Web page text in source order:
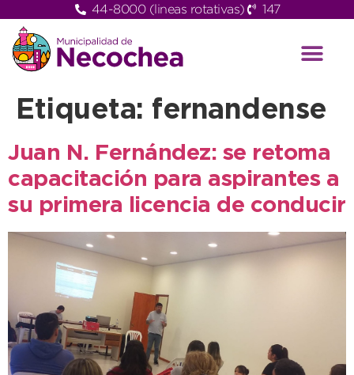
44-8000 (lineas rotativas) 147
Etiqueta: fernandense
Juan N. Fernández: se retoma
capacitación para aspirantes a
su primera licencia de conducir